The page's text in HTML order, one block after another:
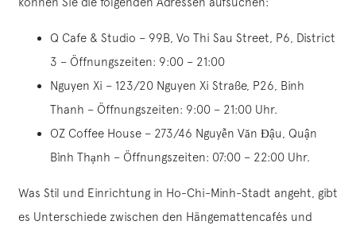
Q Cafe & Studio – 99B, Vo Thi Sau Street, P6, District
3 – Öffnungszeiten: 9:00 – 21:00
Nguyen Xi – 123/20 Nguyen Xi Straße, P26, Binh
Thanh – Öffnungszeiten: 9:00 – 21:00 Uhr.
OZ Coffee House – 273/46 Nguyễn Văn Đậu, Quận
Bình Thạnh – Öffnungszeiten: 07:00 – 22:00 Uhr.
Was Stil und Einrichtung in Ho-Chi-Minh-Stadt angeht, gibt
es Unterschiede zwischen den Hängemattencafés und